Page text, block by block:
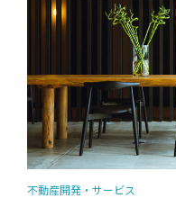
不動産開発・サービス